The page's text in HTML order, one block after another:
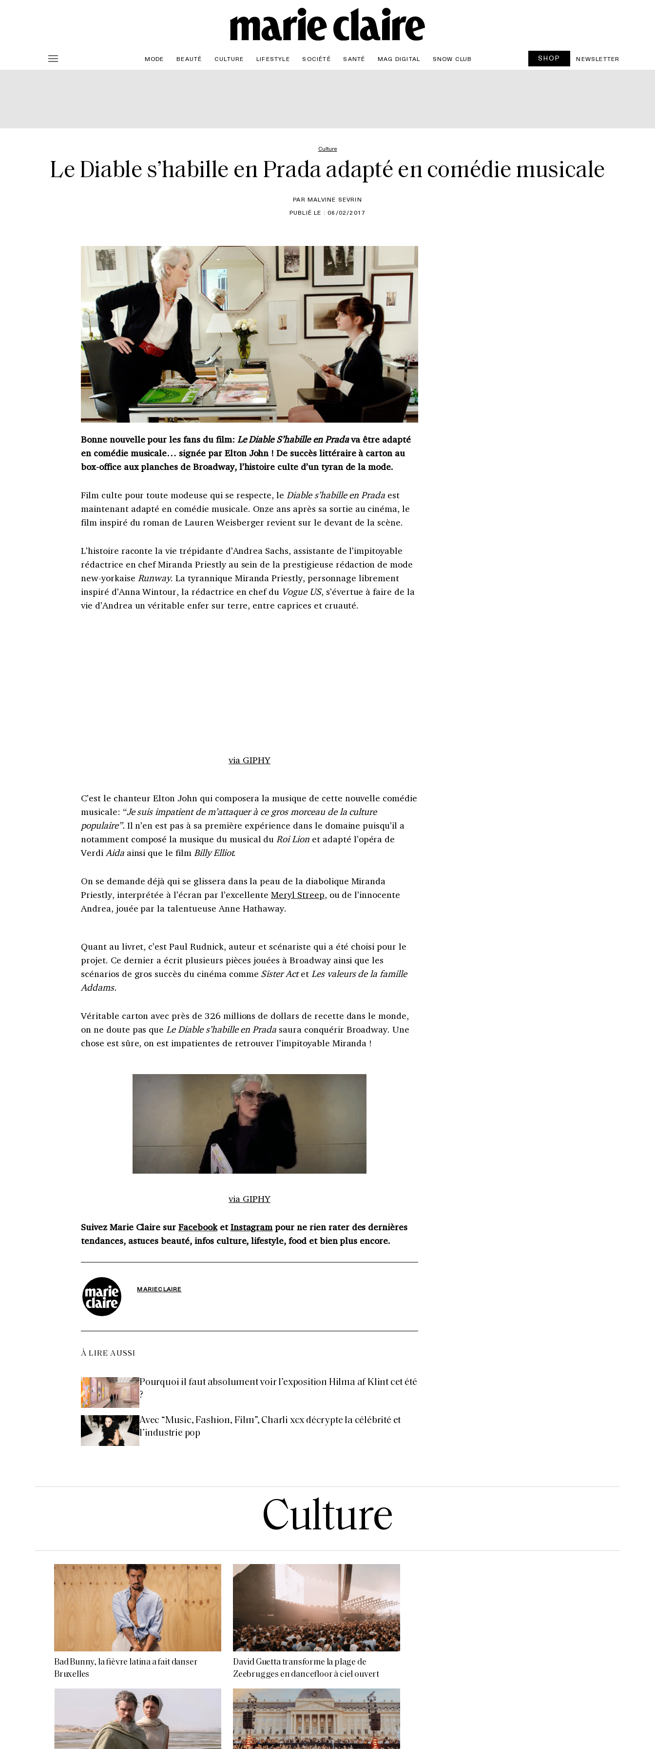
MODE BEAUTÉ CULTURE LIFESTYLE SOCIÉTÉ SANTÉ MAG DIGITAL SNOW CLUB SHOP NEWSLETTER
Culture
Le Diable s’habille en Prada adapté en comédie musicale
PAR MALVINE SEVRIN
PUBLIÉ LE : 06/02/2017
Bonne nouvelle pour les fans du film: Le Diable S’habille en Pradava être adapté
en comédie musicale… signée par Elton John ! De succès littéraire à carton au
box-office aux planches de Broadway, l’histoire culte d’un tyran de la mode.
Film culte pour toute modeuse qui se respecte, le Diable s’habille en Prada est
maintenant adapté en comédie musicale. Onze ans après sa sortie au cinéma, le
film inspiré du roman de Lauren Weisberger revient sur le devant de la scène.
L’histoire raconte la vie trépidante d’Andrea Sachs, assistante de l’impitoyable
rédactrice en chef Miranda Priestly au sein de la prestigieuse rédaction de mode
new-yorkaise Runway. La tyrannique Miranda Priestly, personnage librement
inspiré d’Anna Wintour, la rédactrice en chef du Vogue US, s’évertue à faire de la
vie d’Andrea un véritable enfer sur terre, entre caprices et cruauté.
via GIPHY
C’est le chanteur Elton John qui composera la musique de cette nouvelle comédie
musicale: “Je suis impatient de m’attaquer à ce gros morceau de la culture
populaire”. Il n’en est pas à sa première expérience dans le domaine puisqu’il a
notamment composé la musique du musical du Roi Lion et adapté l’opéra de
Verdi Aidaainsi que le film Billy Elliot.
On se demande déjà qui se glissera dans la peau de la diabolique Miranda
Priestly, interprétée à l’écran par l’excellenteMeryl Streep, ou de l’innocente
Andrea, jouée par la talentueuse Anne Hathaway.
Quant au livret, c’est Paul Rudnick, auteur et scénariste qui a été choisi pour le
projet. Ce dernier a écrit plusieurs pièces jouées à Broadway ainsi que les
scénarios de gros succès du cinéma comme Sister Actet Les valeurs de la famille
Addams.
Véritable carton avec près de 326 millions de dollars de recette dans le monde,
on ne doute pas que Le Diable s’habille en Prada saura conquérir Broadway. Une
chose est sûre, on est impatientes de retrouver l’impitoyable Miranda !
via GIPHY
Suivez Marie Claire surFacebooketInstagrampour ne rien rater des dernières
tendances, astuces beauté, infos culture, lifestyle, food et bien plus encore.
MARIECLAIRE
À LIRE AUSSI
Pourquoi il faut absolument voir l’exposition Hilma af Klint cet été
?
Avec “Music, Fashion, Film”, Charli xcx décrypte la célébrité et
l’industrie pop
Culture
Bad Bunny, la fièvre latina a fait danser
Bruxelles
David Guetta transforme la plage de
Zeebrugges en dancefloor à ciel ouvert